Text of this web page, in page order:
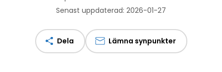
Senast uppdaterad: 2026-01-27
Dela Lämna synpunkter